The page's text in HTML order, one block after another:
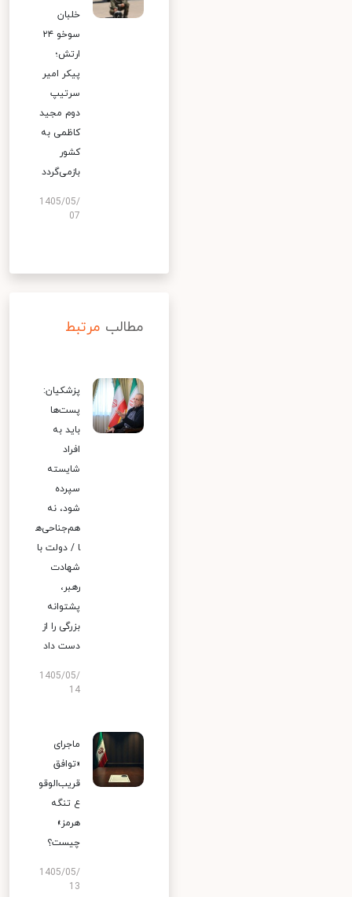
خلبان
سوخو ۲۴
ارتش؛
پیکر امیر
سرتیپ
دوم مجید
کاظمی به
کشور
بازمی‌گردد
1405/05/
07
مطالب مرتبط
پزشکیان:
پست‌ها
باید به
افراد
شایسته
سپرده
شود، نه
هم‌جناحی‌ه
ا / دولت با
شهادت
رهبر،
پشتوانه
بزرگی را از
دست داد
1405/05/
14
ماجرای
«توافق
قریب‌الوقو
ع تنگه
هرمز»
چیست؟
1405/05/
13